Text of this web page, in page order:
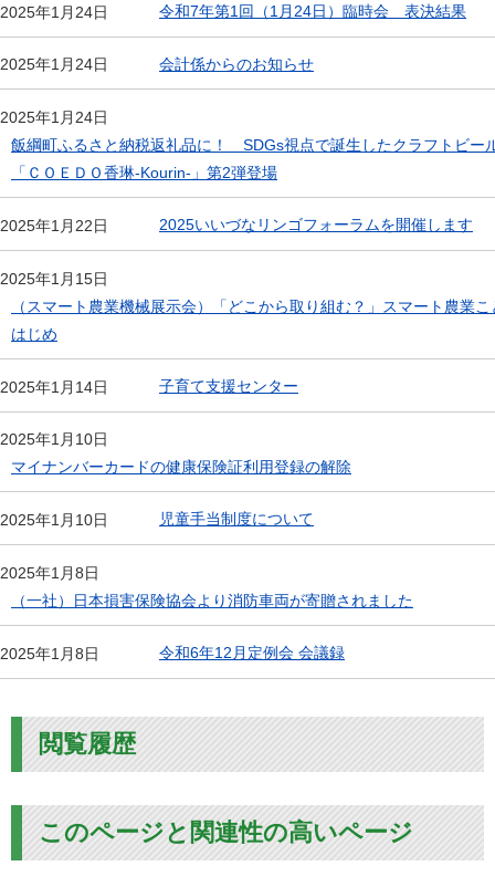
2025年1月24日 令和7年第1回（1月24日）臨時会 表決結果
2025年1月24日 会計係からのお知らせ
2025年1月24日
飯綱町ふるさと納税返礼品に！ SDGs視点で誕生したクラフトビー
「ＣＯＥＤＯ香琳-Kourin-」第2弾登場
2025年1月22日 2025いいづなリンゴフォーラムを開催します
2025年1月15日
（スマート農業機械展示会）「どこから取り組む？」スマート農業こ
はじめ
2025年1月14日 子育て支援センター
2025年1月10日
マイナンバーカードの健康保険証利用登録の解除
2025年1月10日 児童手当制度について
2025年1月8日
（一社）日本損害保険協会より消防車両が寄贈されました
2025年1月8日 令和6年12月定例会 会議録
閲覧履歴
このページと関連性の高いページ